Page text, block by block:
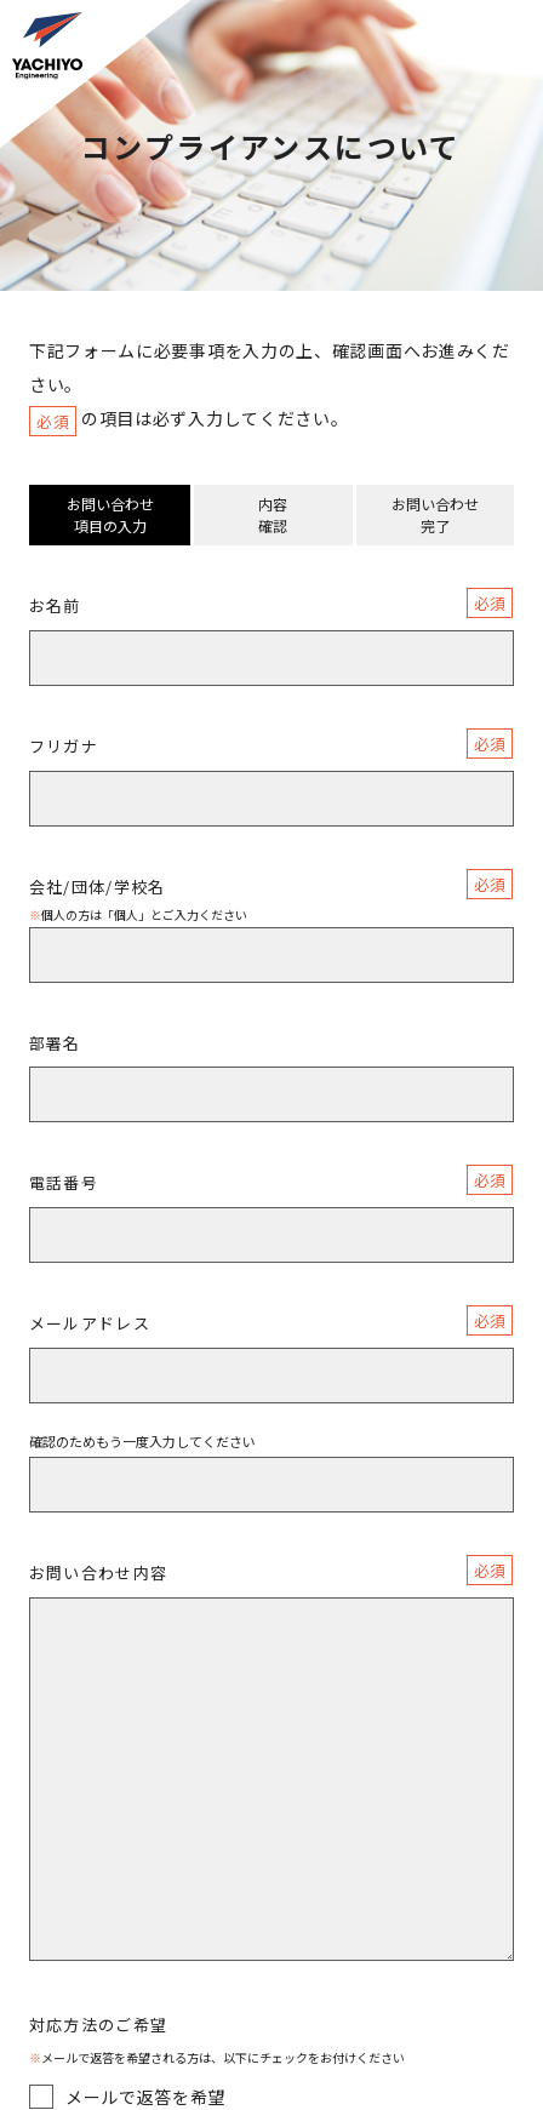
コンプライアンスについて
下記フォームに必要事項を入力の上、確認画面へお進みくだ
さい。
必須 の項目は必ず入力してください。
お問い合わせ
項目の入力
内容
確認
お問い合わせ
完了
お名前 必須
フリガナ 必須
会社/団体/学校名 必須
※個人の方は「個人」とご入力ください
部署名
電話番号 必須
メールアドレス 必須
確認のためもう一度入力してください
お問い合わせ内容 必須
対応方法のご希望
※メールで返答を希望される方は、以下にチェックをお付けください
メールで返答を希望